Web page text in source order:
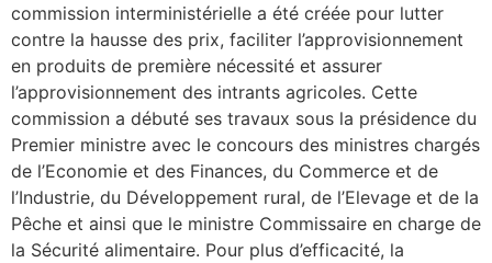
commission interministérielle a été créée pour lutter
contre la hausse des prix, faciliter l’approvisionnement
en produits de première nécessité et assurer
l’approvisionnement des intrants agricoles. Cette
commission a débuté ses travaux sous la présidence du
Premier ministre avec le concours des ministres chargés
de l’Economie et des Finances, du Commerce et de
l’Industrie, du Développement rural, de l’Elevage et de la
Pêche et ainsi que le ministre Commissaire en charge de
la Sécurité alimentaire. Pour plus d’efficacité, la